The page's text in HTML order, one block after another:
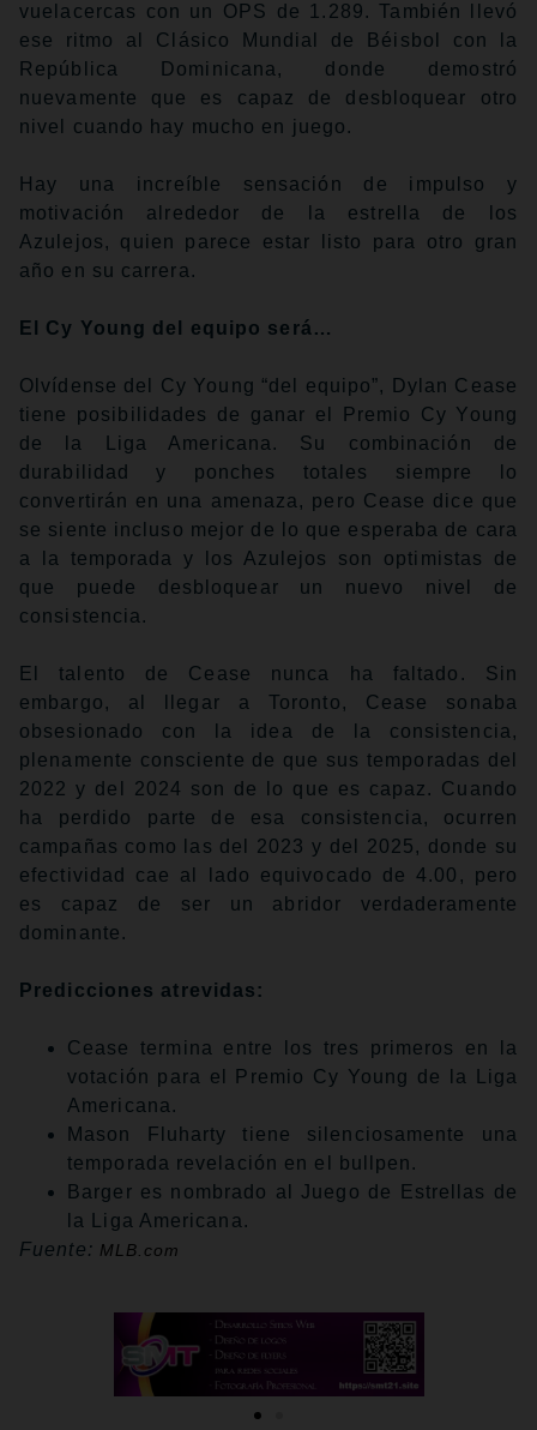
vuelacercas con un OPS de 1.289. También llevó
ese ritmo al Clásico Mundial de Béisbol con la
República Dominicana, donde demostró
nuevamente que es capaz de desbloquear otro
nivel cuando hay mucho en juego.
Hay una increíble sensación de impulso y
motivación alrededor de la estrella de los
Azulejos, quien parece estar listo para otro gran
año en su carrera.
El Cy Young del equipo será…
Olvídense del Cy Young “del equipo”, Dylan Cease
tiene posibilidades de ganar el Premio Cy Young
de la Liga Americana. Su combinación de
durabilidad y ponches totales siempre lo
convertirán en una amenaza, pero Cease dice que
se siente incluso mejor de lo que esperaba de cara
a la temporada y los Azulejos son optimistas de
que puede desbloquear un nuevo nivel de
consistencia.
El talento de Cease nunca ha faltado. Sin
embargo, al llegar a Toronto, Cease sonaba
obsesionado con la idea de la consistencia,
plenamente consciente de que sus temporadas del
2022 y del 2024 son de lo que es capaz. Cuando
ha perdido parte de esa consistencia, ocurren
campañas como las del 2023 y del 2025, donde su
efectividad cae al lado equivocado de 4.00, pero
es capaz de ser un abridor verdaderamente
dominante.
Predicciones atrevidas:
Cease termina entre los tres primeros en la
votación para el Premio Cy Young de la Liga
Americana.
Mason Fluharty tiene silenciosamente una
temporada revelación en el bullpen.
Barger es nombrado al Juego de Estrellas de
la Liga Americana.
Fuente: MLB.com